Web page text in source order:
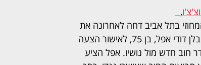
,
בתל אביב דחה לאחרונה את
בקשתו של הקבלן דודי אפל, בן 75, לאישור הצעה
חוב חדש מול נושיו. אפל הציע